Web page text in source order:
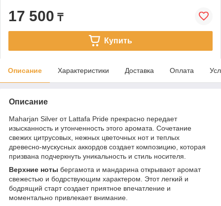
17 500 ₸
Купить
Описание Характеристики Доставка Оплата
Описание
Maharjan Silver от Lattafa Pride прекрасно передает
изысканность и утонченность этого аромата. Сочетание
свежих цитрусовых, нежных цветочных нот и теплых
древесно-мускусных аккордов создает композицию, которая
призвана подчеркнуть уникальность и стиль носителя.
Верхние ноты бергамота и мандарина открывают аромат
свежестью и бодрствующим характером. Этот легкий и
бодрящий старт создает приятное впечатление и
моментально привлекает внимание.